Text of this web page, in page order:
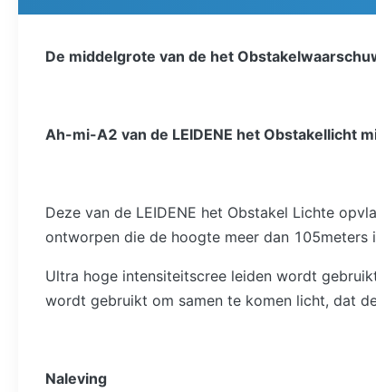
De middelgrote van de het
Ah-mi-A2 van de LEIDENE het Obstakellicht
Deze van de LEIDENE het Obstakel Lichte
ontworpen die de hoogte meer dan 105meters
Ultra hoge intensiteitscree leiden wordt
wordt gebruikt om samen te komen licht, dat
Naleving